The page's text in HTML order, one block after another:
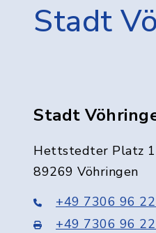
Stadt
Stadt
Hettstedter Platz 1
89269 Vöhringen
+49 7306 96
+49 7306 96